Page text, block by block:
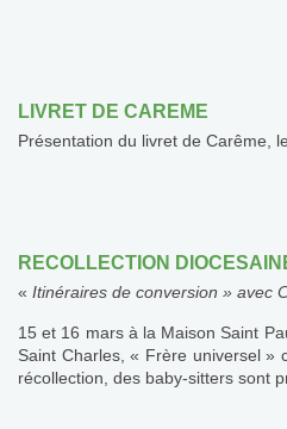
LIVRET DE CAREME
Présentation du livret de Carême,
RECOLLECTION
« Itinéraires de conversion » avec
15 et 16 mars à la Maison Saint
Saint Charles, « Frère universel »
récollection, des baby-sitters sont